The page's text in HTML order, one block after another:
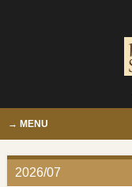
MENU
2026/07